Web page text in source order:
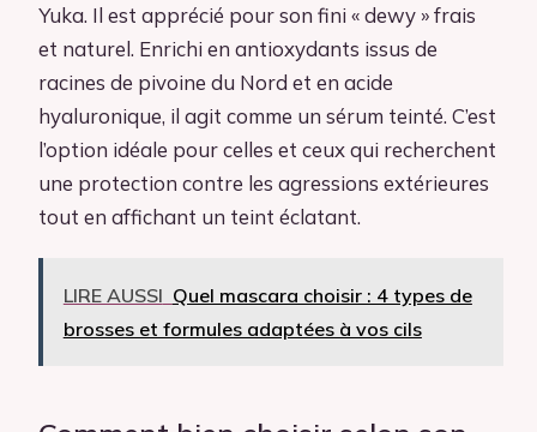
Yuka. Il est apprécié pour son fini « dewy » frais
et naturel. Enrichi en antioxydants issus de
racines de pivoine du Nord et en acide
hyaluronique, il agit comme un sérum teinté. C’est
l’option idéale pour celles et ceux qui recherchent
une protection contre les agressions extérieures
tout en affichant un teint éclatant.
LIRE AUSSI Quel mascara choisir : 4 types de
brosses et formules adaptées à vos cils